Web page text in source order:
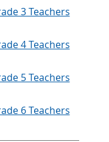
3 Teachers
4 Teachers
5 Teachers
6 Teachers